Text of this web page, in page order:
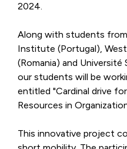
2024.
Along with students
Institute (Portugal),
(Romania) and
our students will be
entitled "Cardinal drive
Resources in
This innovative project